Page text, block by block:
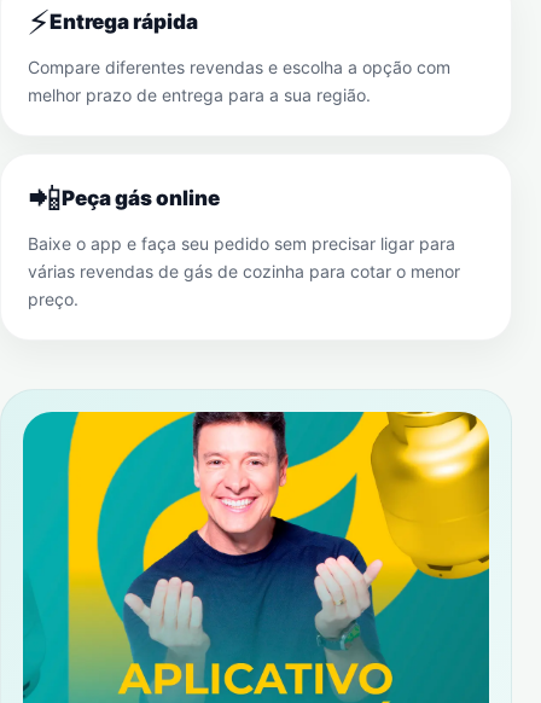
⚡Entrega rápida
Compare diferentes revendas e escolha a opção com
melhor prazo de entrega para a sua região.
📲Peça gás online
Baixe o app e faça seu pedido sem precisar ligar para
várias revendas de gás de cozinha para cotar o menor
preço.